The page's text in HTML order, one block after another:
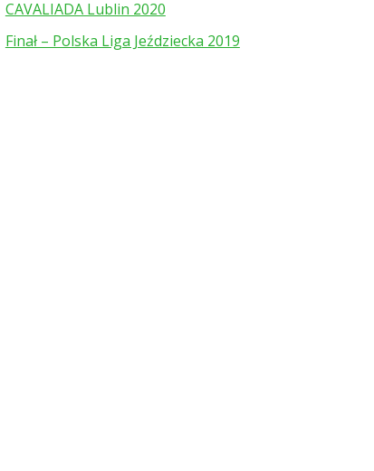
CAVALIADA Lublin 2020
Finał – Polska Liga Jeździecka 2019